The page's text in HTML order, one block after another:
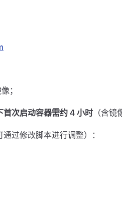
；
首次启动容器需约 4 小时 （含镜
过修改脚本进行调整）：